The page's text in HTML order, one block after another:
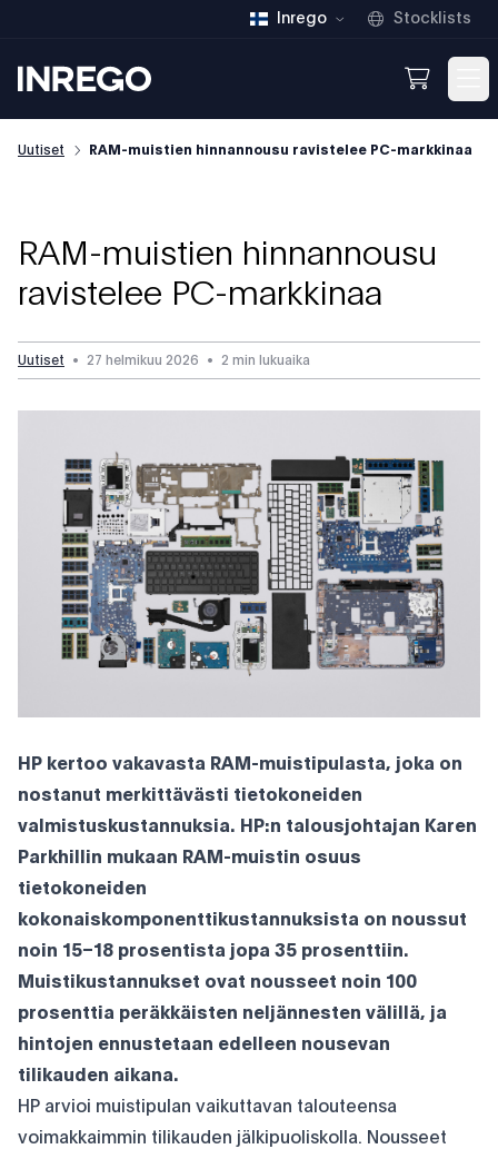
Inrego Stocklists
Inrego
Open
Uutiset RAM-muistien hinnannousu ravistelee PC-markkinaa
RAM-muistien hinnannousu
ravistelee PC-markkinaa
Uutiset • 27 helmikuu 2026 • 2 min lukuaika
HP kertoo vakavasta RAM-muistipulasta, joka on
nostanut merkittävästi tietokoneiden
valmistuskustannuksia. HP:n talousjohtajan Karen
Parkhillin mukaan RAM-muistin osuus
tietokoneiden
kokonaiskomponenttikustannuksista on noussut
noin 15–18 prosentista jopa 35 prosenttiin.
Muistikustannukset ovat nousseet noin 100
prosenttia peräkkäisten neljännesten välillä, ja
hintojen ennustetaan edelleen nousevan
tilikauden aikana.
HP arvioi muistipulan vaikuttavan talouteensa
voimakkaimmin tilikauden jälkipuoliskolla. Nousseet